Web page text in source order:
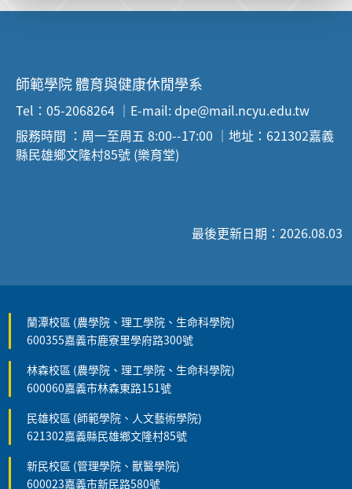
師範學院 體育與健康休閒學系
Tel：05-2068264 ｜E-mail: dpe@mail.ncyu.edu.tw
服務時間 ：周一至周五 8:00--17:00 ｜地址：621302嘉義
縣民雄鄉文隆村85號 (樂育堂)
最後更新日期：2026.08.03
蘭潭校區 (農學院、理工學院、生命科學院)
600355嘉義市鹿寮里學府路300號
林森校區 (農學院、理工學院、生命科學院)
600060嘉義市林森東路151號
民雄校區 (師範學院、人文藝術學院)
621302嘉義縣民雄鄉文隆村85號
新民校區 (管理學院、獸醫學院)
600023嘉義市新民路580號